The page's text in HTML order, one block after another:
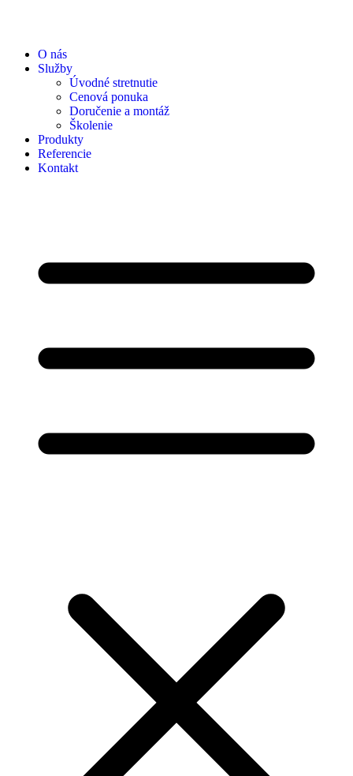
O nás
Služby
Úvodné stretnutie
Cenová ponuka
Doručenie a montáž
Školenie
Produkty
Referencie
Kontakt